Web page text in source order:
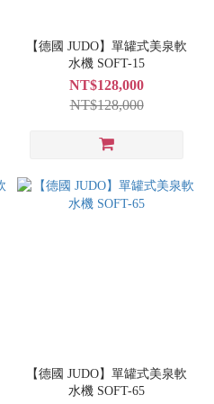
【德國 JUDO】單罐式美泉軟
水機 SOFT-15
NT$128,000
NT$128,000
【德國 JUDO】單罐式美泉軟
水機 SOFT-65